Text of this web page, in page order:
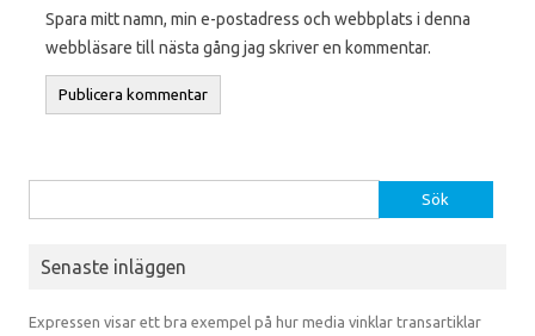
Spara mitt namn, min e-postadress och webbplats i denna
webbläsare till nästa gång jag skriver en kommentar.
Senaste inläggen
Expressen visar ett bra exempel på hur media vinklar transartiklar